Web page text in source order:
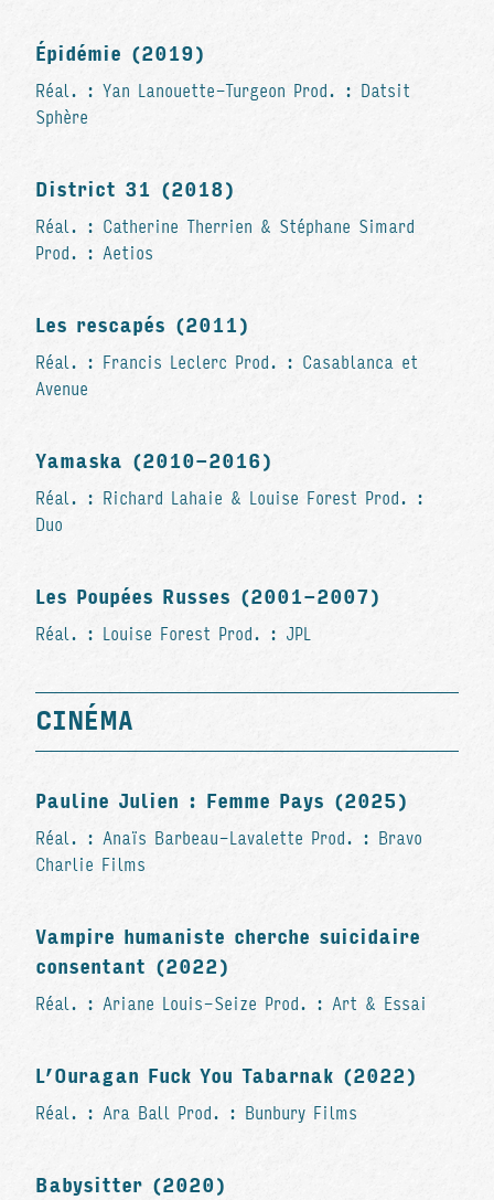
Épidémie (2019)
Réal. : Yan Lanouette-Turgeon Prod. : Datsit
Sphère
District 31 (2018)
Réal. : Catherine Therrien & Stéphane Simard
Prod. : Aetios
Les rescapés (2011)
Réal. : Francis Leclerc Prod. : Casablanca et
Avenue
Yamaska (2010-2016)
Réal. : Richard Lahaie & Louise Forest Prod. :
Duo
Les Poupées Russes (2001-2007)
Réal. : Louise Forest Prod. : JPL
CINÉMA
Pauline Julien : Femme Pays (2025)
Réal. : Anaïs Barbeau-Lavalette Prod. : Bravo
Charlie Films
Vampire humaniste cherche suicidaire
consentant (2022)
Réal. : Ariane Louis-Seize Prod. : Art & Essai
L’Ouragan Fuck You Tabarnak (2022)
Réal. : Ara Ball Prod. : Bunbury Films
Babysitter (2020)